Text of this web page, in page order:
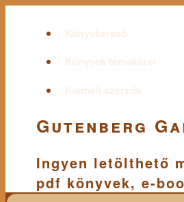
Könyvkereső
Könyvek témakörei
Kiemelt szerzők
Gutenberg
Ingyen letölthető
pdf könyvek, e-